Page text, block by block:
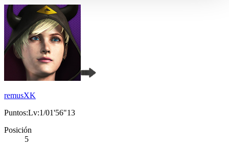
remusXK
Puntos:Lv:1/01'56"13
Posición
5